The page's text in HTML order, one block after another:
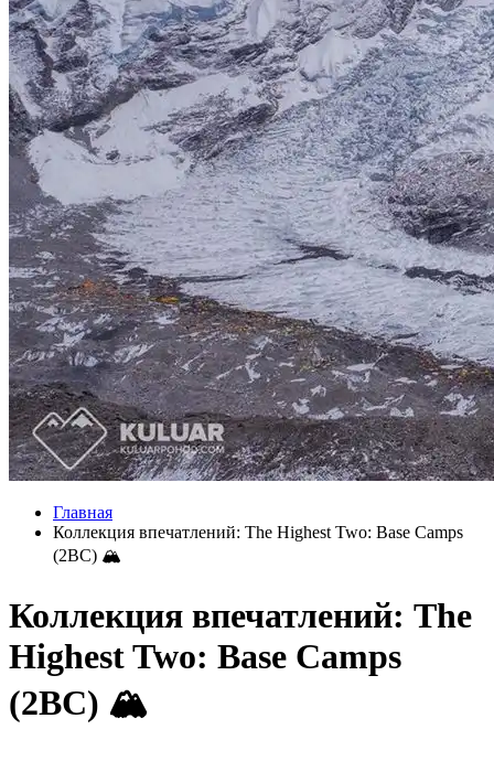
Главная
Коллекция впечатлений: The Highest Two: Base Camps
(2BC) 🏔
Коллекция впечатлений: The
Highest Two: Base Camps
(2BC) 🏔